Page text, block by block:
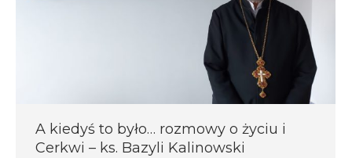
A kiedyś to było… rozmowy o życiu i
Cerkwi – ks. Bazyli Kalinowski